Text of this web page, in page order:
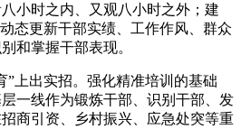
小时之内、又观八小时之外；建
态更新干部实绩、工作作风、群众
和掌握干部表现。
”上出实招。强化精准培训的基础
一线作为锻炼干部、识别干部、发
商引资、乡村振兴、应急处突等重